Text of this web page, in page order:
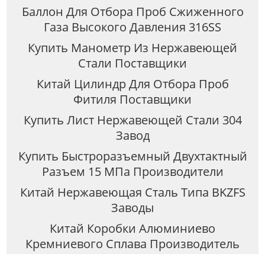
Баллон Для Отбора Проб Сжиженного
Газа Высокого Давления 316SS
Купить Манометр Из Нержавеющей
Стали Поставщики
Китай Цилиндр Для Отбора Проб
Фитиля Поставщики
Купить Лист Нержавеющей Стали 304
Завод
Купить Быстроразъемный Двухтактный
Разъем 15 МПа Производители
Китай Нержавеющая Сталь Типа BKZFS
Заводы
Китай Коробки Алюминиево
Кремниевого Сплава Производитель